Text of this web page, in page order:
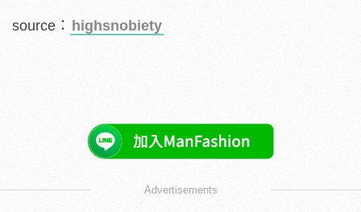
source： highsnobiety
Advertisements